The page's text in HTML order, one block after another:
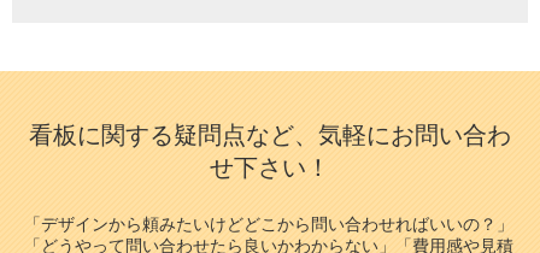
看板に関する疑問点など、気軽にお問い合わ
せ下さい！
「デザインから頼みたいけどどこから問い合わせればいいの？」
「どうやって問い合わせたら良いかわからない」「費用感や見積